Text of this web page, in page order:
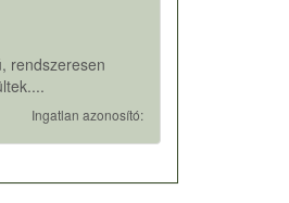
rendszeresen
Ingatlan azonosító: